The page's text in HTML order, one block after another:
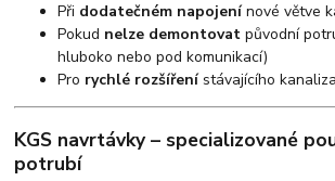
Při dodatečném napojenínové větve
Pokud nelze demontovat původní
hluboko nebo pod komunikací)
Pro rychlé rozšířenístávajícího
KGS navrtávky – specializované
potrubí